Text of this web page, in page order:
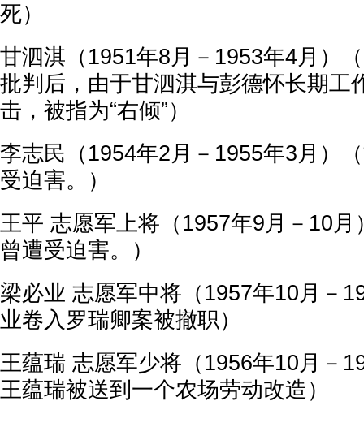
死）
甘泗淇（1951年8月－1953年4月）
批判后，由于甘泗淇与彭德怀长期工
击，被指为“右倾”）
李志民（1954年2月－1955年3月）
受迫害。）
王平 志愿军上将（1957年9月－10月
曾遭受迫害。）
梁必业 志愿军中将（1957年10月－
业卷入罗瑞卿案被撤职）
王蕴瑞 志愿军少将（1956年10月－
王蕴瑞被送到一个农场劳动改造）